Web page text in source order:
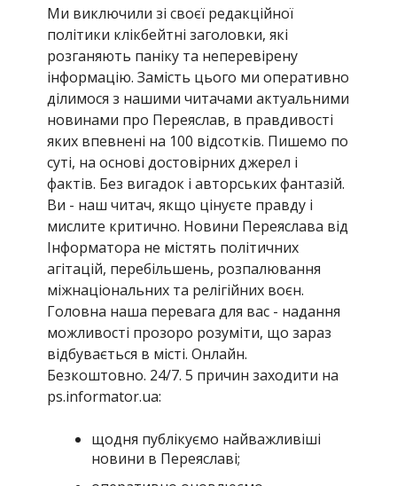
Ми виключили зі своєї редакційної
політики клікбейтні заголовки, які
розганяють паніку та неперевірену
інформацію. Замість цього ми оперативно
ділимося з нашими читачами актуальними
новинами про Переяслав, в правдивості
яких впевнені на 100 відсотків. Пишемо по
суті, на основі достовірних джерел і
фактів. Без вигадок і авторських фантазій.
Ви - наш читач, якщо цінуєте правду і
мислите критично. Новини Переяслава від
Інформатора не містять політичних
агітацій, перебільшень, розпалювання
міжнаціональних та релігійних воєн.
Головна наша перевага для вас - надання
можливості прозоро розуміти, що зараз
відбувається в місті. Онлайн.
Безкоштовно. 24/7. 5 причин заходити на
ps.informator.ua:
щодня публікуємо найважливіші
новини в Переяславі;